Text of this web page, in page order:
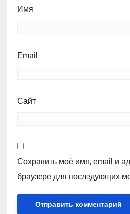
Имя
Email
Сайт
Сохранить моё имя, email и
браузере для последующих